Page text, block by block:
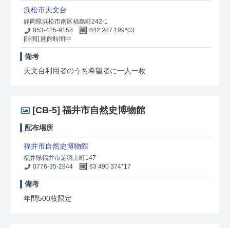
浜松市天文台
静岡県浜松市南区福島町242-1
053-425-9158
842 287 199*03
[時間] 開館時間中
備考
天文台利用者のうち希望者に一人一枚
[CB-5] 福井市自然史博物館
配布場所
福井市自然史博物館
福井県福井市足羽上町147
0776-35-2844
63 490 374*17
備考
年間500枚限定